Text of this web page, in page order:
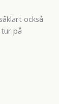
också
på